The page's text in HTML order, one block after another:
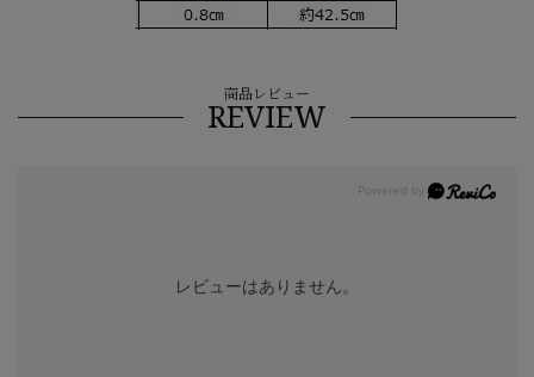
商品レビュー
REVIEW
レビューはありません。